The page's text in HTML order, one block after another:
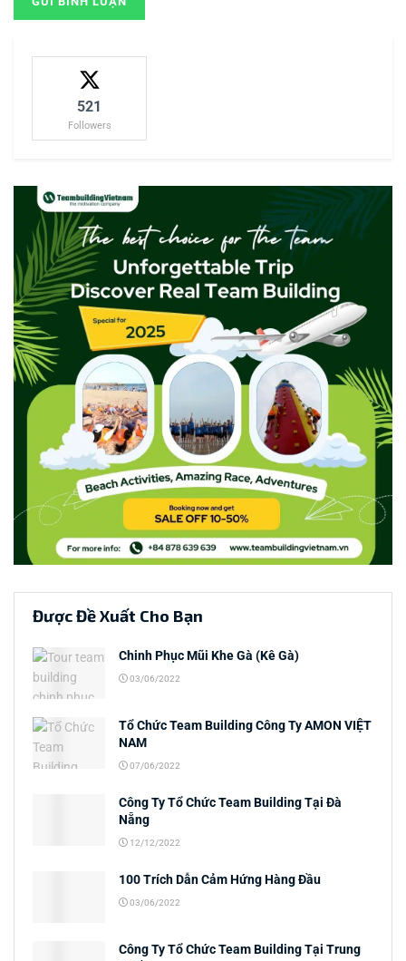
521
Followers
Được Đề Xuất Cho Bạn
Chinh Phục Mũi Khe Gà (Kê Gà)
03/06/2022
Tổ Chức Team Building Công Ty AMON VIỆT
NAM
07/06/2022
Công Ty Tổ Chức Team Building Tại Đà
Nẵng
12/12/2022
100 Trích Dẫn Cảm Hứng Hàng Đầu
03/06/2022
Công Ty Tổ Chức Team Building Tại Trung